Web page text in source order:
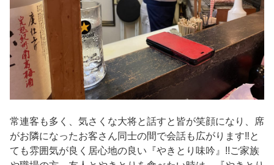
常連客も多く、気さくな大将と話すと皆が笑顔になり、席
がお隣になったお客さん同士の間で会話も広がります‼と
ても雰囲気が良く居心地の良い『やきとり味吟』!!ご家族